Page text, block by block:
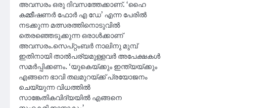
അവസരം ഒരു ദിവസത്തേക്കാണ്. ‘ഹൈ
കമ്മീഷണര്‍ ഫോര്‍ എ ഡേ’ എന്ന പേരില്‍
നടക്കുന്ന മത്സരത്തിനൊടുവില്‍
തെരഞ്ഞെടുക്കുന്ന ഒരാൾക്കാണ്
അവസരം.സെപ്റ്റംബര്‍ നാലിനു മുമ്പ്
ഇതിനായി താല്‍പര്യമുള്ളവര്‍ അപേക്ഷകള്‍
സമര്‍പ്പിക്കണം. ‘യുകെയ്ക്കും ഇന്ത്യയ്ക്കും
എങ്ങനെ ഭാവി തലമുറയ്ക്ക് പ്രയോജനം
ചെയ്യുന്ന വിധത്തില്‍
സാങ്കേതികവിദ്യയില്‍ എങ്ങനെ